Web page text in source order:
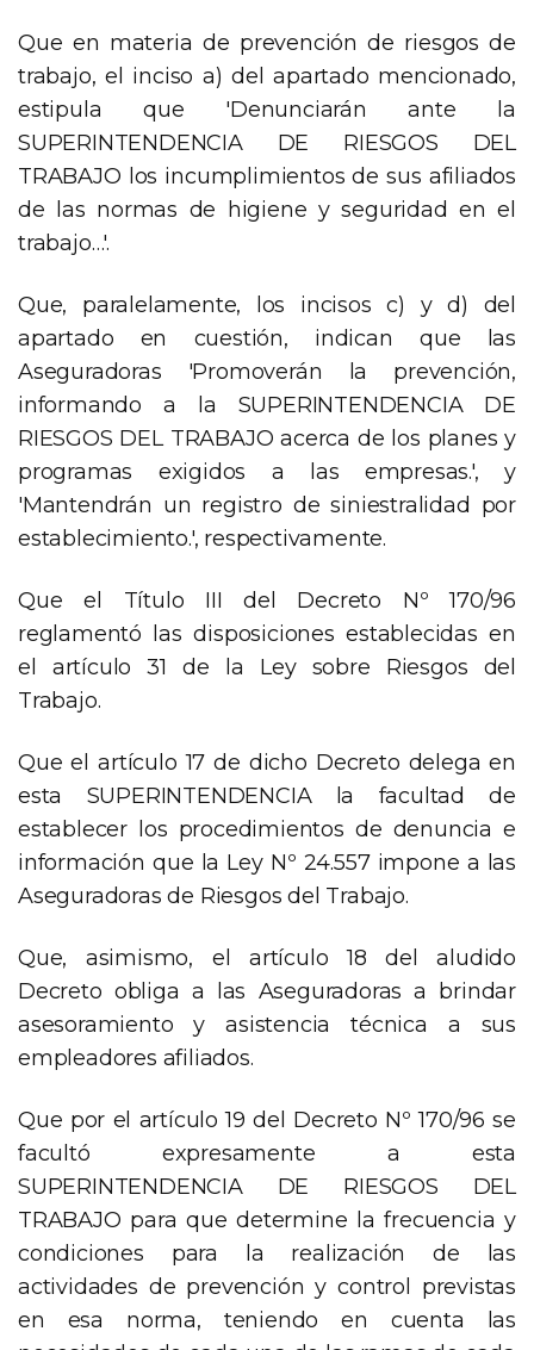
Que en materia de prevención de riesgos de
trabajo, el inciso a) del apartado mencionado,
estipula que 'Denunciarán ante la
SUPERINTENDENCIA DE RIESGOS DEL
TRABAJO los incumplimientos de sus afiliados
de las normas de higiene y seguridad en el
trabajo…'.
Que, paralelamente, los incisos c) y d) del
apartado en cuestión, indican que las
Aseguradoras 'Promoverán la prevención,
informando a la SUPERINTENDENCIA DE
RIESGOS DEL TRABAJO acerca de los planes y
programas exigidos a las empresas.', y
'Mantendrán un registro de siniestralidad por
establecimiento.', respectivamente.
Que el Título III del Decreto Nº 170/96
reglamentó las disposiciones establecidas en
el artículo 31 de la Ley sobre Riesgos del
Trabajo.
Que el artículo 17 de dicho Decreto delega en
esta SUPERINTENDENCIA la facultad de
establecer los procedimientos de denuncia e
información que la Ley Nº 24.557 impone a las
Aseguradoras de Riesgos del Trabajo.
Que, asimismo, el artículo 18 del aludido
Decreto obliga a las Aseguradoras a brindar
asesoramiento y asistencia técnica a sus
empleadores afiliados.
Que por el artículo 19 del Decreto Nº 170/96 se
facultó expresamente a esta
SUPERINTENDENCIA DE RIESGOS DEL
TRABAJO para que determine la frecuencia y
condiciones para la realización de las
actividades de prevención y control previstas
en esa norma, teniendo en cuenta las